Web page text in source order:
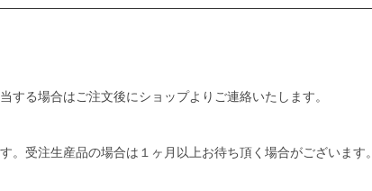
る場合はご注文後にショップよりご連絡いたします。
受注生産品の場合は１ヶ月以上お待ち頂く場合がございます。